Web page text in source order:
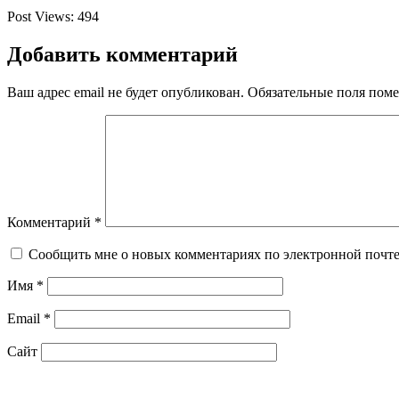
Post Views: 494
Добавить комментарий
Ваш адрес email не будет опубликован. Обязательные поля
Комментарий *
Сообщить мне о новых комментариях по электронной почте
Имя *
Email *
Сайт